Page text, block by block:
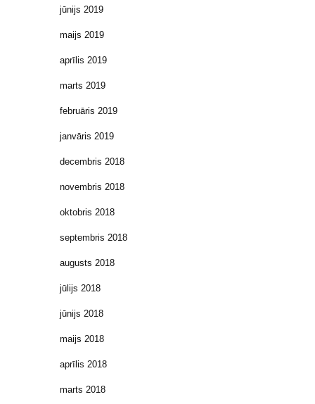
jūnijs 2019
maijs 2019
aprīlis 2019
marts 2019
februāris 2019
janvāris 2019
decembris 2018
novembris 2018
oktobris 2018
septembris 2018
augusts 2018
jūlijs 2018
jūnijs 2018
maijs 2018
aprīlis 2018
marts 2018